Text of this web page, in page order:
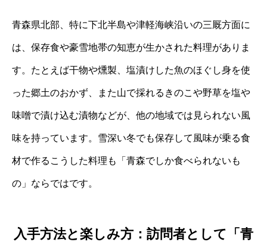
青森県北部、特に下北半島や津軽海峡沿いの三厩方面に
は、保存食や豪雪地帯の知恵が生かされた料理がありま
す。たとえば干物や燻製、塩漬けした魚のほぐし身を使
った郷土のおかず、また山で採れるきのこや野草を塩や
味噌で漬け込む漬物などが、他の地域では見られない風
味を持っています。雪深い冬でも保存して風味が乗る食
材で作るこうした料理も「青森でしか食べられないも
の」ならではです。
入手方法と楽しみ方：訪問者として「青